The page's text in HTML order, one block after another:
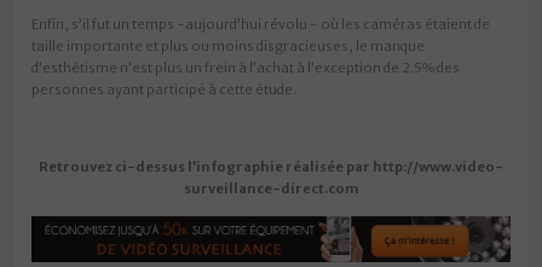
Enfin, s’il fut un temps -aujourd’hui révolu - où les caméras étaient de
taille importante et plus ou moins disgracieuses, le manque
d’esthétisme n’est plus un frein à l’achat à l’exception de 2.5% des
personnes ayant participé à cette étude.
Retrouvez ci-dessus l’infographie réalisée par http://www.video-
surveillance-direct.com